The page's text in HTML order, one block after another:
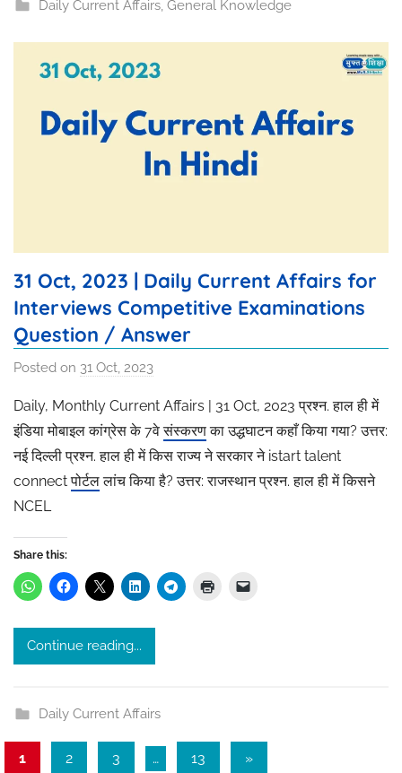
a
Daily Current Affairs, General Knowledge
31 Oct, 2023 | Daily Current Affairs for
Interviews Competitive Examinations
Question / Answer
Posted on 31 Oct, 2023
R
a
k
h
a
k
u
Daily, Monthly Current Affairs | 31 Oct, 2023 प्रश्न. हाल ही में
इंडिया मोबाइल कांग्रेस के 7वेसंस्करणका उद्धघाटन कहाँ किया गया? उत्तर:
नई दिल्ली प्रश्न. हाल ही में किस राज्य ने सरकार ने istart talent
connectपोर्टललांच किया है? उत्तर: राजस्थान प्रश्न. हाल ही में किसने
NCEL
Share this:
Continue reading...
Daily Current Affairs
Posts
1 2 3 … 13
Next
»